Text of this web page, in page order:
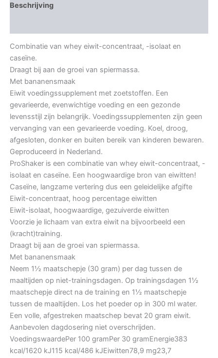
Beschrijving
Combinatie van whey eiwit-concentraat, -isolaat en
caseïne.
Draagt bij aan de groei van spiermassa.
Met bananensmaak
Eiwit voedingssupplement met zoetstoffen. Een
gevarieerde, evenwichtige voeding en een gezonde
levensstijl zijn belangrijk. Voedingssupplementen zijn geen
vervanging van een gevarieerde voeding. Koel, droog,
afgesloten, donker en buiten bereik van kinderen bewaren.
Geproduceerd in Nederland.
ProShaker is een combinatie van whey eiwit-concentraat, -
isolaat en caseïne. Een hoogwaardige bron van eiwitten!
Caseïne, langzame vertering dus een geleidelijke afgifte
Eiwit-concentraat, hoog percentage eiwitten
Eiwit-isolaat, hoogwaardige, gezuiverde eiwitten
Voorzie je lichaam van extra eiwit na bijvoorbeeld een
(kracht)training.
Draagt bij aan de groei van spiermassa.
Met bananensmaak
Neem 1½ maatschepje (30 gram) per dag tussen de
maaltijden op niet-trainingsdagen. Op trainingsdagen 1½
maatschepje direct na de training en 1½ maatschepje
tussen de maaltijden. Los het poeder op in 300 ml water.
Een volle, afgestreken maatschep bevat 20 gram eiwit.
Aanbevolen dagdosering niet overschrijden.
VoedingswaardePer 100 gramPer 30 gramEnergie383
kcal/1620 kJ115 kcal/486 kJEiwitten78,9 mg23,7